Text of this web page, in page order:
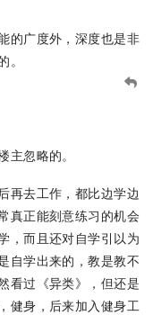
的广度外，深度也是非
忽略的。
再去工作，都比边学边
真正能刻意练习的机会
，而且还对自学引以为
自学出来的，教是教不
看过《异类》，但还是
健身，后来加入健身工